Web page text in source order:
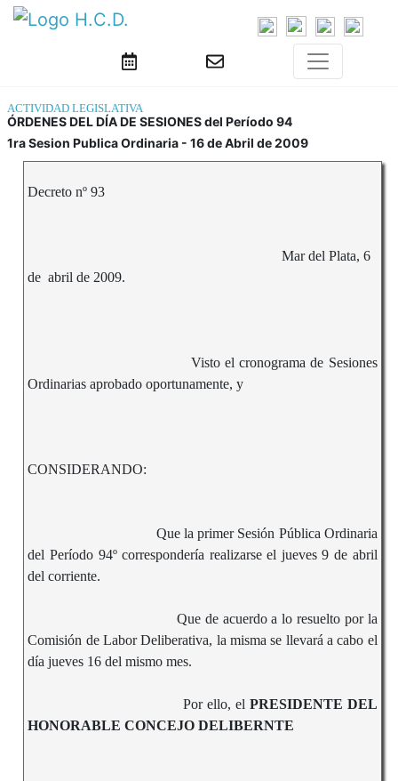
ACTIVIDAD LEGISLATIVA
ÓRDENES DEL DÍA DE SESIONES del Período 94
1ra Sesion Publica Ordinaria - 16 de Abril de 2009
Decreto nº 93
Mar del Plata, 6
de abril de 2009.
Visto el cronograma de Sesiones
Ordinarias aprobado oportunamente, y
CONSIDERANDO:
Que la primer Sesión Pública Ordinaria
del Período 94º correspondería realizarse el jueves 9 de abril
del corriente.
Que de acuerdo a lo resuelto por la
Comisión de Labor Deliberativa, la misma se llevará a cabo el
día jueves 16 del mismo mes.
Por ello, el PRESIDENTE DEL
HONORABLE CONCEJO DELIBERNTE